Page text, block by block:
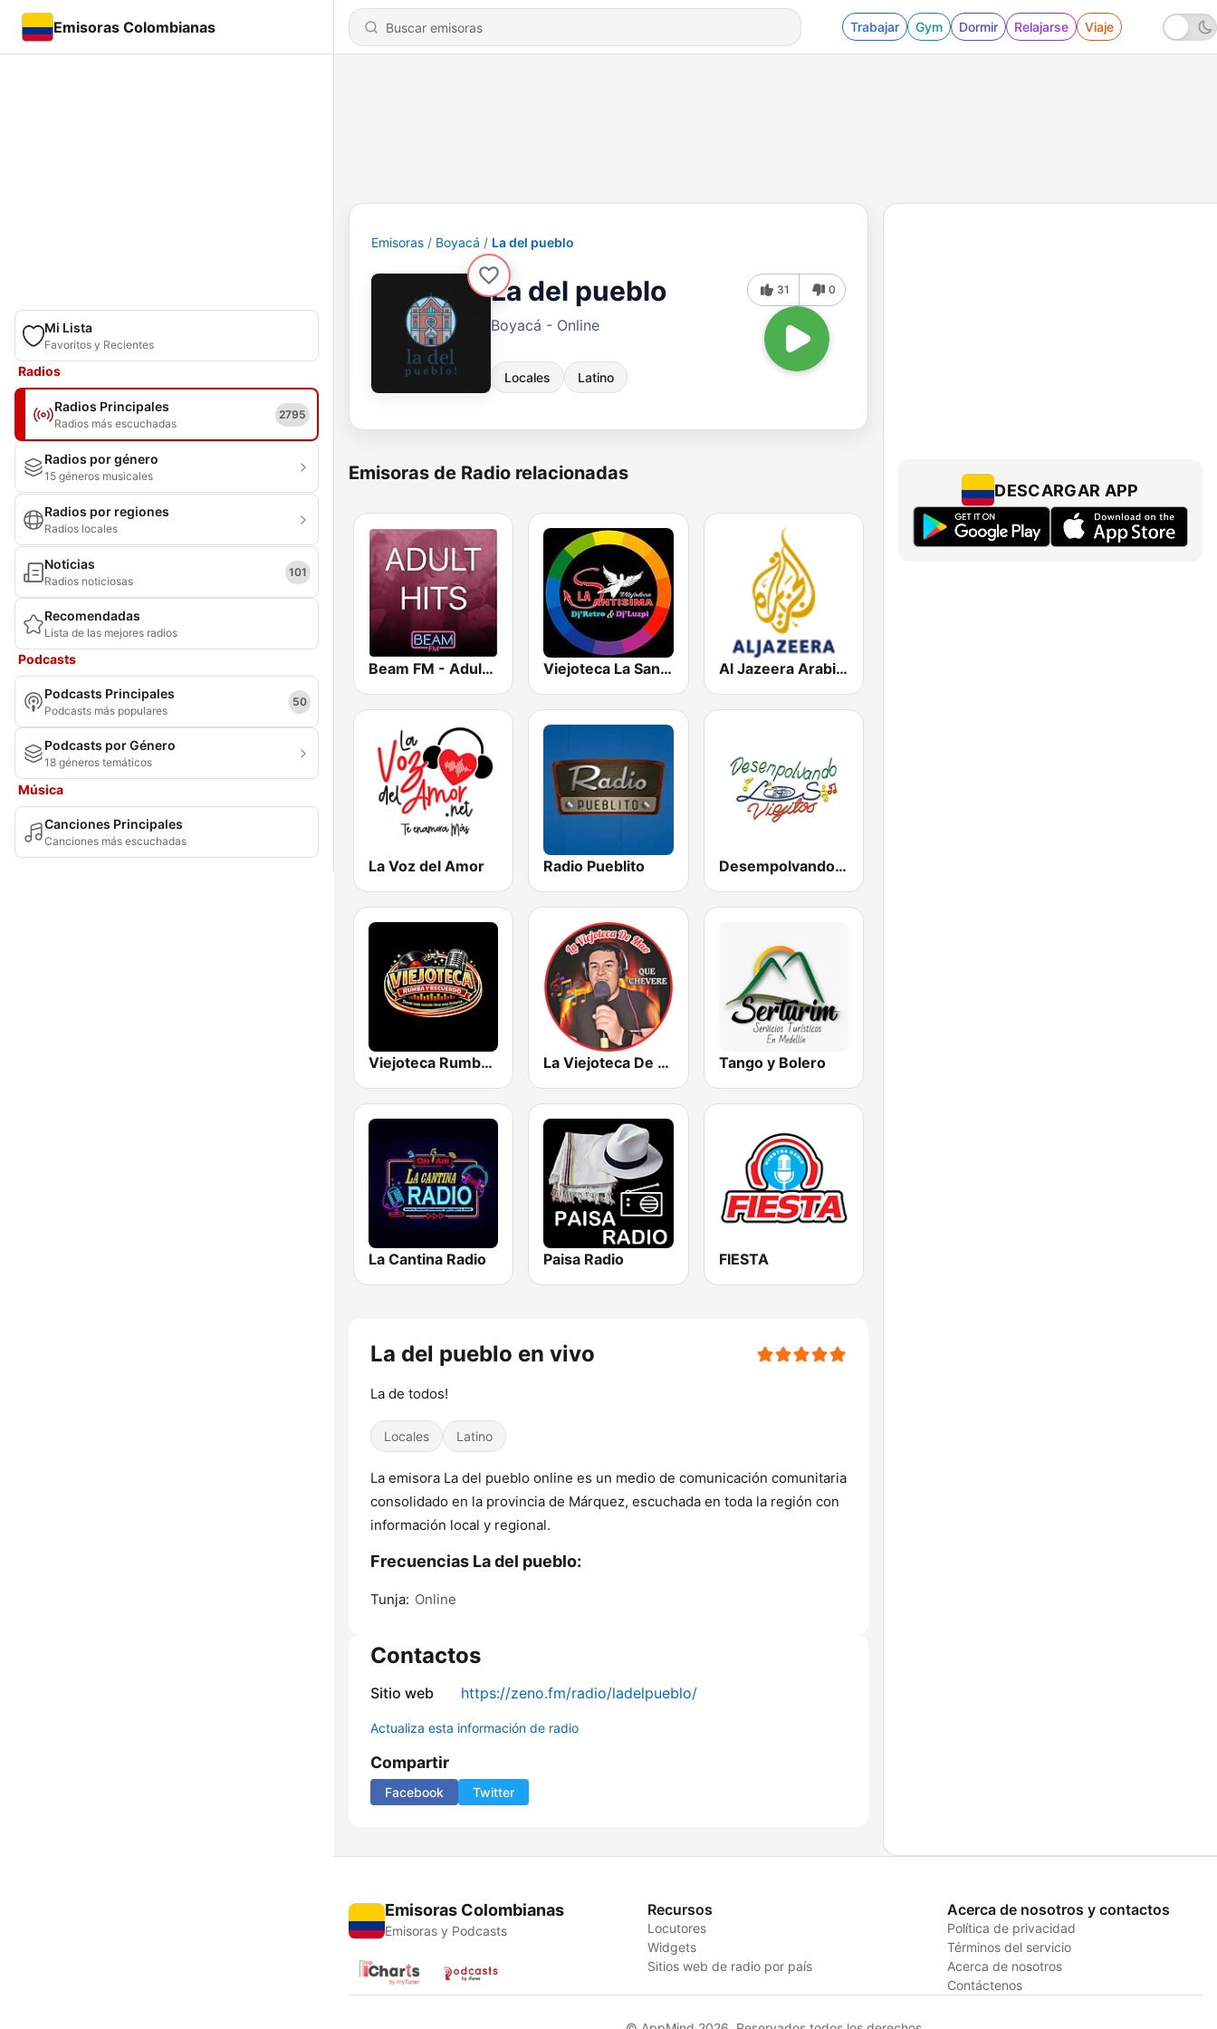
Emisoras Colombianas Trabajar Gym Dormir Relajarse Viaje
Mi Lista
Favoritos y Recientes
Radios
Radios Principales
Radios más escuchadas
2795
Radios por género
15 géneros musicales
Radios por regiones
Radios locales
Noticias
Radios noticiosas
101
Recomendadas
Lista de las mejores radios
Podcasts
Podcasts Principales
Podcasts más populares
50
Podcasts por Género
18 géneros temáticos
Música
Canciones Principales
Canciones más escuchadas
Emisoras Boyacá La del pueblo
La del pueblo
Boyacá - Online
Locales Latino
31 0
Emisoras de Radio relacionadas
Beam FM - Adult Hits Viejoteca La Santisima Al Jazeera Arabic (قناة الجزيرة)
La Voz del Amor Radio Pueblito Desempolvando los Viejitos
Viejoteca Rumba y Recuerdo. La Viejoteca De Mao Tango y Bolero
La Cantina Radio Paisa Radio FIESTA
La del pueblo en vivo
La de todos!
Locales Latino
La emisora ​​La del pueblo online es un medio de comunicación comunitaria
consolidado en la provincia de Márquez, escuchada en toda la región con
información local y regional.
Frecuencias La del pueblo:
Tunja: Online
Contactos
Sitio web https://zeno.fm/radio/ladelpueblo/
Actualiza esta información de radio
Compartir
Facebook Twitter
DESCARGAR APP
Emisoras Colombianas
Emisoras y Podcasts
Recursos
Locutores
Widgets
Sitios web de radio por país
Acerca de nosotros y contactos
Política de privacidad
Términos del servicio
Acerca de nosotros
Contáctenos